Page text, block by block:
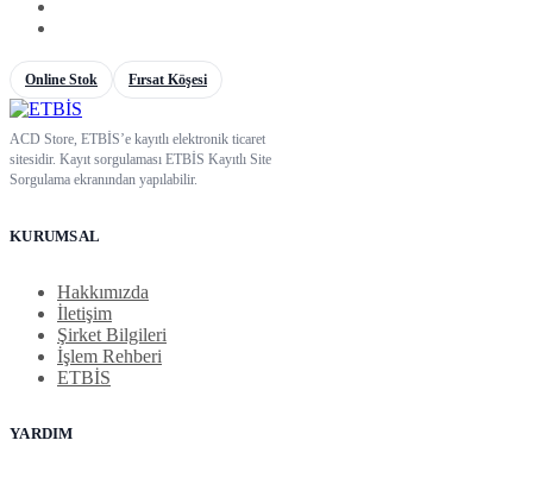
Online Stok Fırsat Köşesi
ACD Store, ETBİS’e kayıtlı elektronik ticaret
sitesidir. Kayıt sorgulaması ETBİS Kayıtlı Site
Sorgulama ekranından yapılabilir.
KURUMSAL
Hakkımızda
İletişim
Şirket Bilgileri
İşlem Rehberi
ETBİS
YARDIM